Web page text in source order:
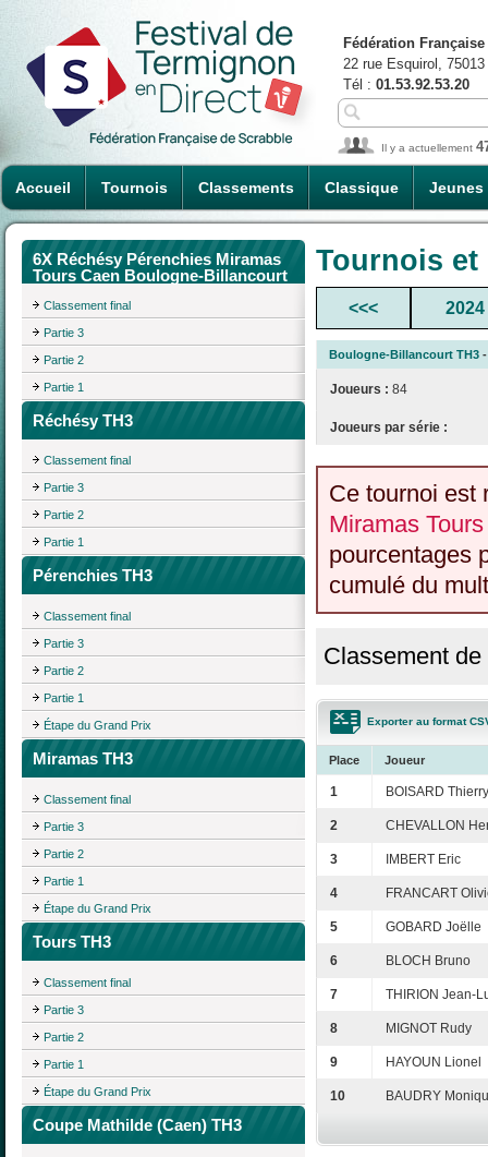
Accueil Tournois Classements Classique Jeunes
Fédération
22 rue Esquirol,
Tél : 01.53.92.53.20
Il y a actuellement
6X Réchésy Pérenchies Miramas
Tours Caen Boulogne-Billancourt
Classement final
Partie 3
Partie 2
Partie 1
Réchésy TH3
Classement final
Partie 3
Partie 2
Partie 1
Pérenchies TH3
Classement final
Partie 3
Partie 2
Partie 1
Étape du Grand Prix
Miramas TH3
Classement final
Partie 3
Partie 2
Partie 1
Étape du Grand Prix
Tours TH3
Classement final
Partie 3
Partie 2
Partie 1
Étape du Grand Prix
Coupe Mathilde (Caen) TH3
Tournois
<<< 2024
Boulogne-Billancourt TH3
Joueurs : 84
Joueurs par série :
Ce tournoi est
Miramas
pourcentages
cumulé du
Classement
Exporter au format
Place Joueur
1 BOISARD Thierry
2 CHEVALLON
3 IMBERT Eric
4 FRANCART
5 GOBARD Joëlle
6 BLOCH Bruno
7 THIRION Jean-
8 MIGNOT Rudy
9 HAYOUN Lionel
10 BAUDRY